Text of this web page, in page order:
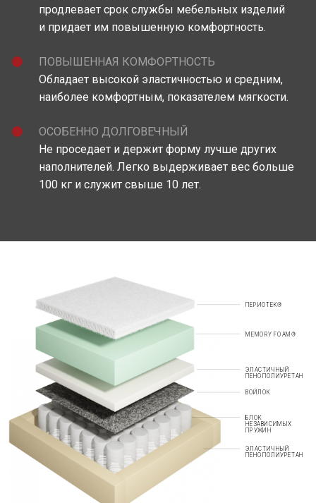
продлевает срок службы мебельных изделий
и придает им повышенную комфортность.
ПОВЫШЕННАЯ КОМФОРТНОСТЬ
Обладает высокой эластичностью и средним,
наиболее комфортным, показателем мягкости.
ОСОБЕННО ДОЛГОВЕЧНЫЙ
Не проседает и держит форму лучше других
наполнителей. Легко выдерживает вес больше
100 кг и служит свыше 10 лет.
ПЕРИОТЕК®
MEMORY FOAM®
ЭЛАСТИЧНЫЙ
ПЕНОПОЛИУРЕТАН
ВОЙЛОК
БЛОК
НЕЗАВИСИМЫХ
ПРУЖИН
ЭЛАСТИЧНЫЙ
ПЕНОПОЛИУРЕТАН